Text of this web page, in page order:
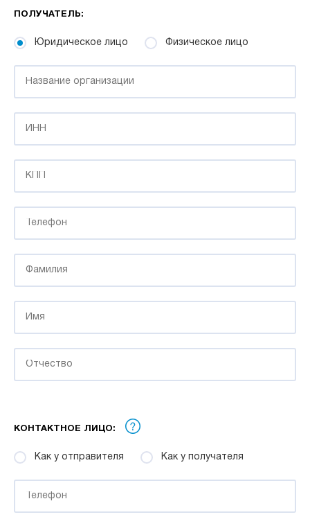
ПОЛУЧАТЕЛЬ:
Юридическое лицо Физическое лицо
КОНТАКТНОЕ ЛИЦО:
Как у отправителя Как у получателя